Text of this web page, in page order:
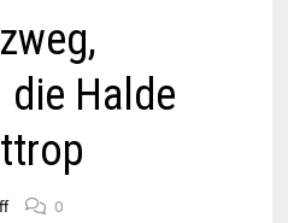
die Halde
0